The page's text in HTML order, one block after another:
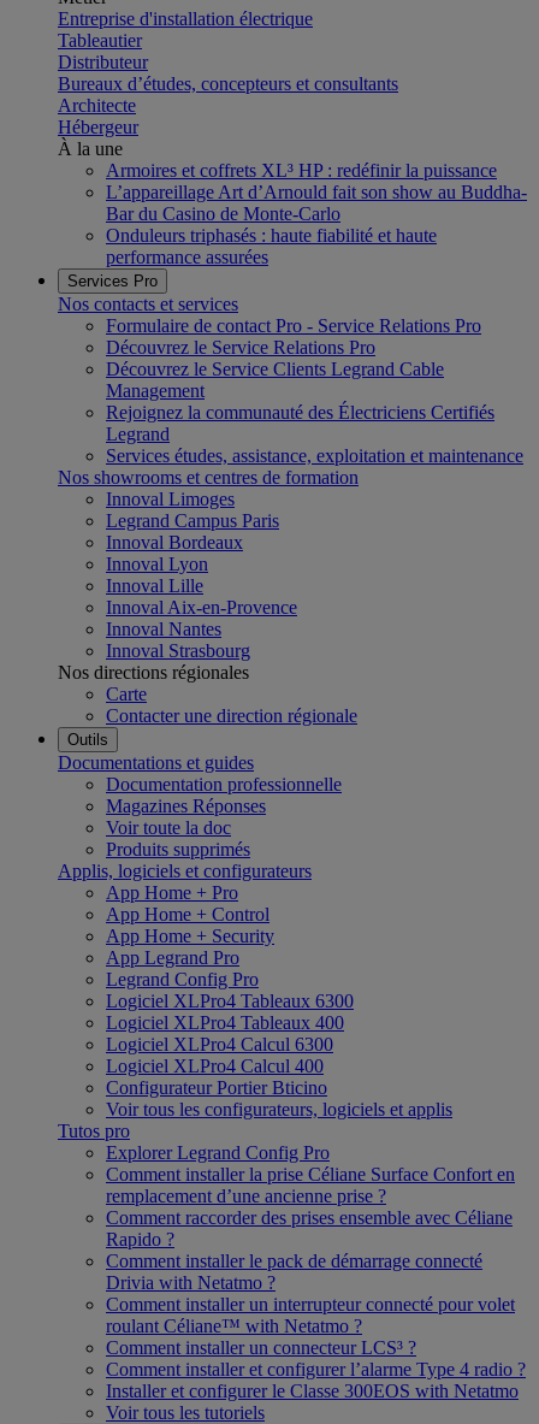
Entreprise d'installation électrique
Tableautier
Distributeur
Bureaux d’études, concepteurs et consultants
Architecte
Hébergeur
À la une
Armoires et coffrets XL³ HP : redéfinir la puissance
L’appareillage Art d’Arnould fait son show au Buddha-
Bar du Casino de Monte-Carlo
Onduleurs triphasés : haute fiabilité et haute
performance assurées
Services Pro
Nos contacts et services
Formulaire de contact Pro - Service Relations Pro
Découvrez le Service Relations Pro
Découvrez le Service Clients Legrand Cable
Management
Rejoignez la communauté des Électriciens Certifiés
Legrand
Services études, assistance, exploitation et maintenance
Nos showrooms et centres de formation
Innoval Limoges
Legrand Campus Paris
Innoval Bordeaux
Innoval Lyon
Innoval Lille
Innoval Aix-en-Provence
Innoval Nantes
Innoval Strasbourg
Nos directions régionales
Carte
Contacter une direction régionale
Outils
Documentations et guides
Documentation professionnelle
Magazines Réponses
Voir toute la doc
Produits supprimés
Applis, logiciels et configurateurs
App Home + Pro
App Home + Control
App Home + Security
App Legrand Pro
Legrand Config Pro
Logiciel XLPro4 Tableaux 6300
Logiciel XLPro4 Tableaux 400
Logiciel XLPro4 Calcul 6300
Logiciel XLPro4 Calcul 400
Configurateur Portier Bticino
Voir tous les configurateurs, logiciels et applis
Tutos pro
Explorer Legrand Config Pro
Comment installer la prise Céliane Surface Confort en
remplacement d’une ancienne prise ?
Comment raccorder des prises ensemble avec Céliane
Rapido ?
Comment installer le pack de démarrage connecté
Drivia with Netatmo ?
Comment installer un interrupteur connecté pour volet
roulant Céliane™ with Netatmo ?
Comment installer un connecteur LCS³ ?
Comment installer et configurer l’alarme Type 4 radio ?
Installer et configurer le Classe 300EOS with Netatmo
Voir tous les tutoriels